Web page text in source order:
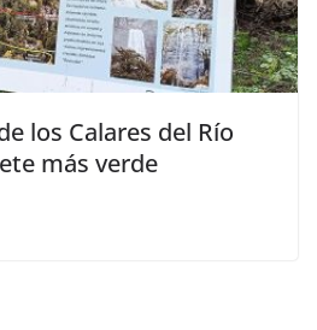
los Calares del Río
más verde